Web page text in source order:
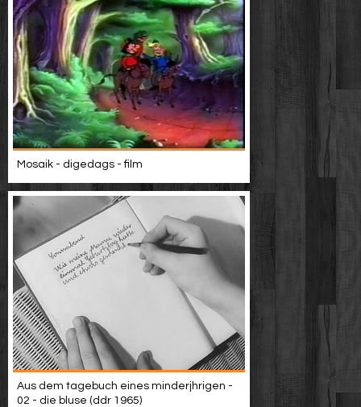
Mosaik - digedags - film
Aus dem tagebuch eines minderjhrigen -
02 - die bluse (ddr 1965)